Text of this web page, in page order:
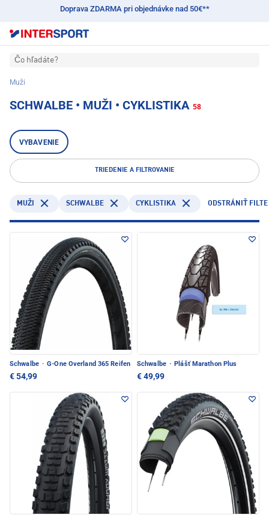
Doprava ZDARMA pri objednávke nad 50€**
Čo hľadáte?
Muži
SCHWALBE • MUŽI • CYKLISTIKA 58
VYBAVENIE
TRIEDENIE A FILTROVANIE
MUŽI SCHWALBE CYKLISTIKA ODSTRÁNIŤ
Schwalbe · G-One Overland 365 Reifen
€ 54,99
Schwalbe · Plášť Marathon Plus
€ 49,99